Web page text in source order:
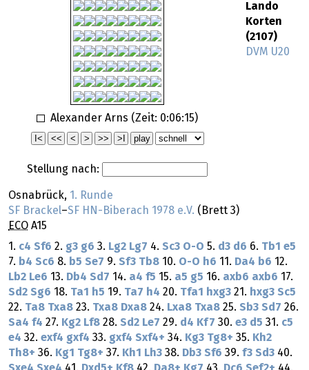
Alexander Arns (Zeit: 0:06:15)
Stellung nach:
Lando
Korten
(2107)
DVM U20
Osnabrück, 1. Runde
SF Brackel–SF HN-Biberach 1978 e.V. (Brett 3)
ECO A15
1. c4 Sf6 2. g3 g6 3. Lg2 Lg7 4. Sc3 O-O 5. d3 d6 6. Tb1 e5
7. b4 Sc6 8. b5 Se7 9. Sf3 Tb8 10. O-O h6 11. Da4 b6 12.
Lb2 Le6 13. Db4 Sd7 14. a4 f5 15. a5 g5 16. axb6 axb6 17.
Sd2 Sg6 18. Ta1 h5 19. Ta7 h4 20. Tfa1 hxg3 21. hxg3 Sc5
22. Ta8 Txa8 23. Txa8 Dxa8 24. Lxa8 Txa8 25. Sb3 Sd7 26.
Sa4 f4 27. Kg2 Lf8 28. Sd2 Le7 29. d4 Kf7 30. e3 d5 31. c5
e4 32. exf4 gxf4 33. gxf4 Sxf4+ 34. Kg3 Tg8+ 35. Kh2
Th8+ 36. Kg1 Tg8+ 37. Kh1 Lh3 38. Db3 Sf6 39. f3 Sd3 40.
Sxe4 Sxe4 41. Dxd5+ Kf8 42. Da8+ Kg7 43. Dc6 Sef2+ 44.